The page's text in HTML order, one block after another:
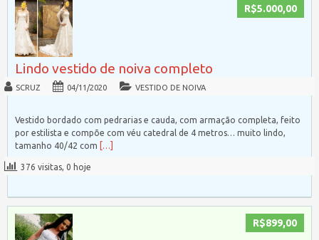
R$5.000,00
Lindo vestido de noiva completo
SCRUZ 04/11/2020 VESTIDO DE NOIVA
Vestido bordado com pedrarias e cauda, com armação completa, feito
por estilista e compõe com véu catedral de 4 metros… muito lindo,
tamanho 40/42 com […]
376 visitas, 0 hoje
R$899,00